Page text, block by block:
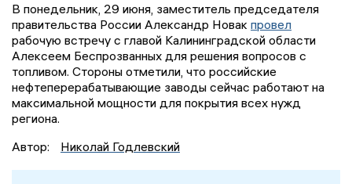
В понедельник, 29 июня, заместитель председателя
правительства России Александр Новак провел
рабочую встречу с главой Калининградской области
Алексеем Беспрозванных для решения вопросов с
топливом. Стороны отметили, что российские
нефтеперерабатывающие заводы сейчас работают на
максимальной мощности для покрытия всех нужд
региона.
Автор:
Николай Годлевский